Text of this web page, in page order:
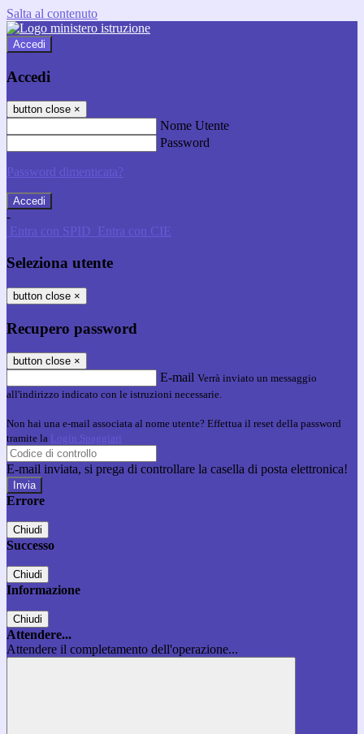
Salta al contenuto
Accedi
Accedi
button close ×
Nome Utente
Password
Password dimenticata?
-
Entra con SPID Entra con CIE
Seleziona utente
button close ×
Recupero password
button close ×
E-mail Verrà inviato un messaggio
all'indirizzo indicato con le istruzioni necessarie.
Non hai una e-mail associata al nome utente? Effettua il reset della password
tramite la Login Spaggiari
E-mail inviata, si prega di controllare la casella di posta elettronica!
Errore
Chiudi
Successo
Chiudi
Informazione
Chiudi
Attendere...
Attendere il completamento dell'operazione...